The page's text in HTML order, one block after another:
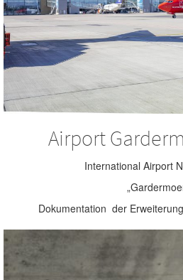
Airport
International Airport
Dokumentation der